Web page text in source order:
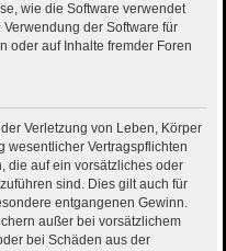
wie die Software verwendet
der Software für
oder auf Inhalte fremder Foren
Verletzung von Leben, Körper
wesentlicher Vertragspflichten
die auf ein vorsätzliches oder
sind. Dies gilt auch für
entgangenen Gewinn.
außer bei vorsätzlichem
bei Schäden aus der